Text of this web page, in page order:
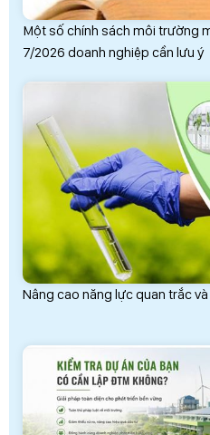
Một số chính sách môi trường
7/2026 doanh nghiệp cần lưu ý
Nâng cao năng lực quan trắc